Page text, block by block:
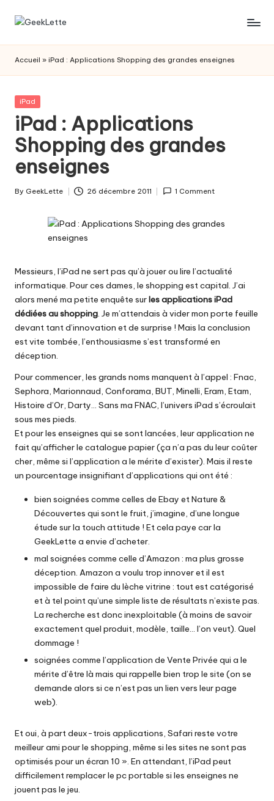
Skip
G
e
e
k
L
e
t
t
les
de
société
Accueil » iPad : Applications Shopping des grandes enseignes
Posted
iPad
iPad : Applications
Shopping des grandes
enseignes
Posted
By GeekLette 26 décembre 2011 1 Comment
Messieurs, l’iPad ne sert pas qu’à jouer ou lire l’actualité
informatique. Pour ces dames, le shopping est capital. J’ai
alors mené ma petite enquête surles applications iPad
dédiées au shopping. Je m’attendais à vider mon porte feuille
devant tant d’innovation et de surprise ! Mais la conclusion
est vite tombée, l’enthousiasme s’est transformé en
déception.
Pour commencer, les grands noms manquent à l’appel : Fnac,
Sephora, Marionnaud, Conforama, BUT, Minelli, Eram, Etam,
Histoire d’Or, Darty… Sans ma FNAC, l’univers iPad s’écroulait
sous mes pieds.
Et pour les enseignes qui se sont lancées, leur application ne
fait qu’afficher le catalogue papier (ça n’a pas du leur coûter
cher, même si l’application a le mérite d’exister). Mais il reste
un pourcentage insignifiant d’applications qui ont été :
bien soignées comme celles de Ebay et Nature &
Découvertes qui sont le fruit, j’imagine, d’une longue
étude sur la touch attitude ! Et cela paye car la
GeekLette a envie d’acheter.
mal soignées comme celle d’Amazon : ma plus grosse
déception. Amazon a voulu trop innover et il est
impossible de faire du lèche vitrine : tout est catégorisé
et à tel point qu’une simple liste de résultats n’existe pas.
La recherche est donc inexploitable (à moins de savoir
exactement quel produit, modèle, taille… l’on veut). Quel
dommage !
soignées comme l’application de Vente Privée qui a le
mérite d’être là mais qui rappelle bien trop le site (on se
demande alors si ce n’est pas un lien vers leur page
web).
Et oui, à part deux-trois applications, Safari reste votre
meilleur ami pour le shopping, même si les sites ne sont pas
optimisés pour un écran 10 ». En attendant, l’iPad peut
difficilement remplacer le pc portable si les enseignes ne
jouent pas le jeu.